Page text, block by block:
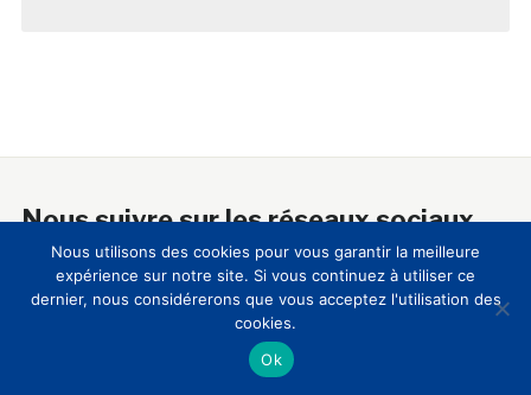
Nous suivre sur les réseaux sociaux
Nous utilisons des cookies pour vous garantir la meilleure
expérience sur notre site. Si vous continuez à utiliser ce
dernier, nous considérerons que vous acceptez l'utilisation des
cookies.
Ok